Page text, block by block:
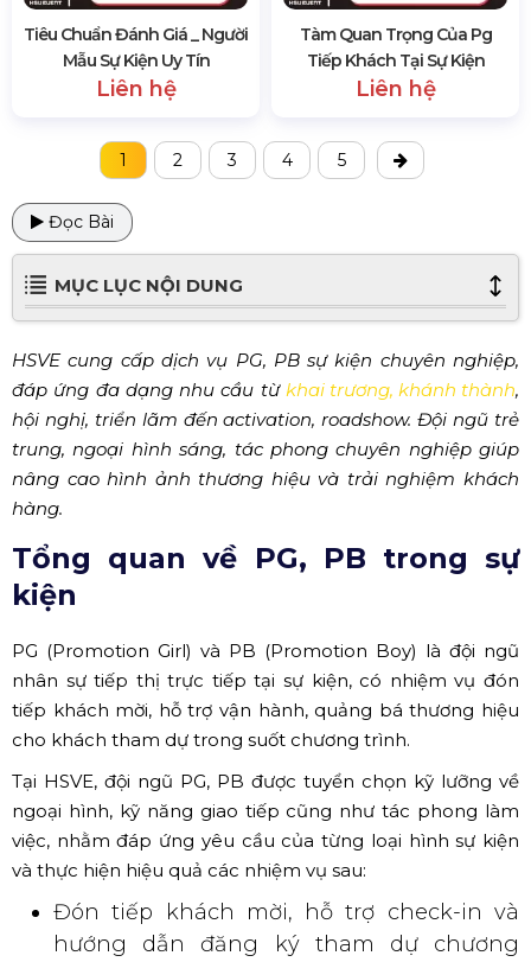
Tiêu Chuẩn Đánh Giá _ Người
Mẫu Sự Kiện Uy Tín
Liên hệ
Tàm Quan Trọng Của Pg
Tiếp Khách Tại Sự Kiện
Liên hệ
1 2 3 4 5
Đọc Bài
MỤC LỤC NỘI DUNG
HSVE cung cấp dịch vụ PG, PB sự kiện chuyên nghiệp,
đáp ứng đa dạng nhu cầu từ khai trương, khánh thành,
hội nghị, triển lãm đến activation, roadshow. Đội ngũ trẻ
trung, ngoại hình sáng, tác phong chuyên nghiệp giúp
nâng cao hình ảnh thương hiệu và trải nghiệm khách
hàng.
Tổng quan về PG, PB trong sự
kiện
PG (Promotion Girl) và PB (Promotion Boy) là đội ngũ
nhân sự tiếp thị trực tiếp tại sự kiện, có nhiệm vụ đón
tiếp khách mời, hỗ trợ vận hành, quảng bá thương hiệu
cho khách tham dự trong suốt chương trình.
Tại HSVE, đội ngũ PG, PB được tuyển chọn kỹ lưỡng về
ngoại hình, kỹ năng giao tiếp cũng như tác phong làm
việc, nhằm đáp ứng yêu cầu của từng loại hình sự kiện
và thực hiện hiệu quả các nhiệm vụ sau:
Đón tiếp khách mời, hỗ trợ check-in và
hướng dẫn đăng ký tham dự chương